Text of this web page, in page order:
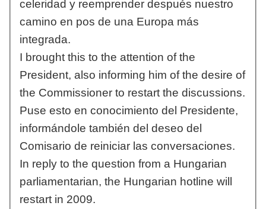
celeridad y reemprender después nuestro
camino en pos de una Europa más
integrada.
I brought this to the attention of the
President, also informing him of the desire of
the Commissioner to restart the discussions.
Puse esto en conocimiento del Presidente,
informándole también del deseo del
Comisario de reiniciar las conversaciones.
In reply to the question from a Hungarian
parliamentarian, the Hungarian hotline will
restart in 2009.